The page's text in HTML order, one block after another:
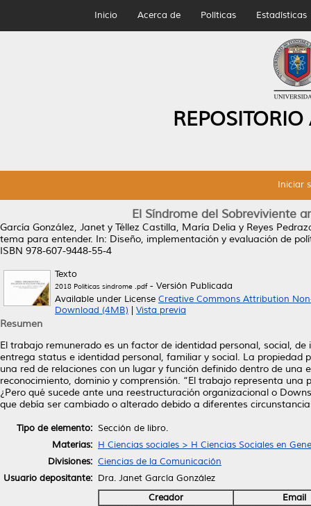
Inicio Acerca de Políticas Estadísticas
Iniciar
El Síndrome del Sobreviviente
García González, Janet y Téllez Castilla, María Delia y Reyes
tema para entender. In: Diseño, implementación y evaluación de
ISBN 978-607-9448-55-4
Texto
2018 Politicas sindrome .pdf- Versión Publicada
Available under License Creative Commons Attribution
Download (4MB)
Vista previa
Resumen
El trabajo remunerado es un factor de identidad personal, social,
entrega status e identidad personal, familiar y social. La propiedad
una red de relaciones con un lugar y función definido dentro de
reconocimiento, dominio y comprensión. “El trabajo representa
¿Pero qué sucede ante una reestructuración organizacional o
que debía ser cambiado o alterado debido a diferentes
Tipo de elemento: Sección de libro.
Materias: H Ciencias sociales > H Ciencias Sociales en
Divisiones: Ciencias de la Comunicación
Usuario depositante: Dra. Janet García González
Creador
Email